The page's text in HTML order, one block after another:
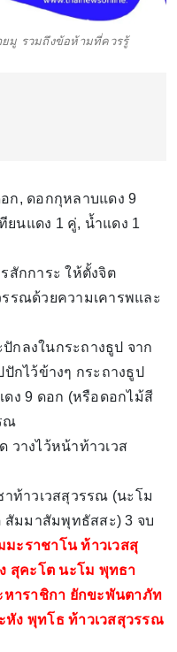
มู รวมถึงข้อห้ามที่ควรรู้
ก, ดอกกุหลาบแดง 9
ยนแดง 1 คู่, น้ำแดง 1
สักการะ ให้ตั้งจิต
รณด้วยความเคารพและ
กลงในกระถางธูป จาก
กไว้ข้างๆ กระถางธูป
ง 9 ดอก (หรือดอกไม้สี
ณ
วางไว้หน้าท้าวเวส
ท้าวเวสสุวรรณ (นะโม
สัมมาสัมพุทธัสสะ) 3 จบ
ะราชาโน ท้าวเวสสุ
สุคะโต นะโม พุทธา
หาราชิกา ยักขะพันตาภัท
หัง พุทโธ ท้าวเวสสุวรรณ